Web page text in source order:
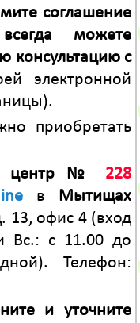
соглашение
можете
консультацию с
электронной
приобретать
центр № 228
в Мытищах
13, офис 4 (вход
Вс.: с 11.00 до
Телефон:
и уточните